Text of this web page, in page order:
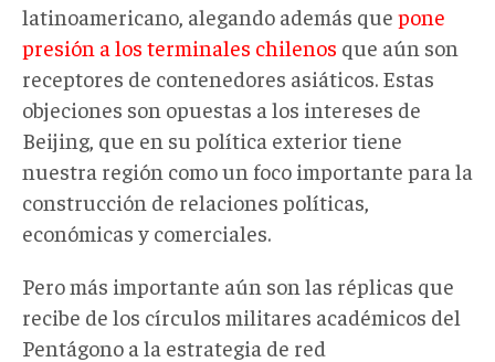
latinoamericano, alegando además que pone
presión a los terminales chilenos que aún son
receptores de contenedores asiáticos. Estas
objeciones son opuestas a los intereses de
Beijing, que en su política exterior tiene
nuestra región como un foco importante para la
construcción de relaciones políticas,
económicas y comerciales.
Pero más importante aún son las réplicas que
recibe de los círculos militares académicos del
Pentágono a la estrategia de red